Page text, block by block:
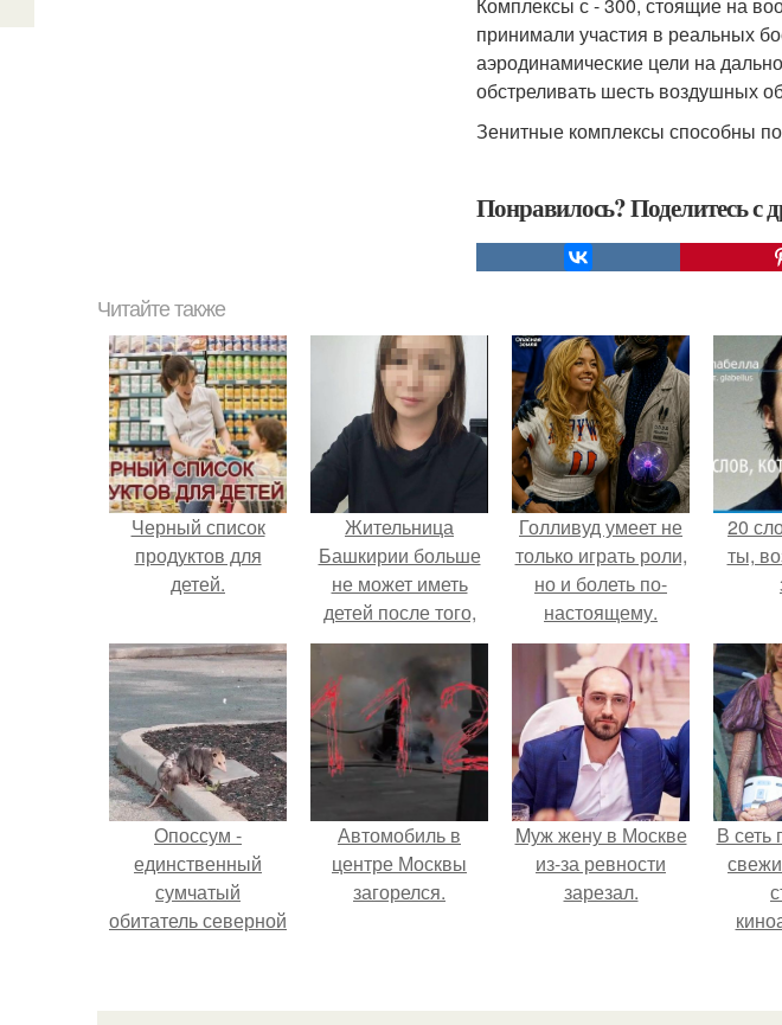
принимали участия в реальных
аэродинамические цели на
обстреливать шесть воздушных
Зенитные комплексы способны
Понравилось? Поделитесь с
Читайте также
Черный список
продуктов для
детей.
Жительница
Башкирии больше
не может иметь
детей после того,
как медики сделали
ей аборт на шестом
месяце
беременности и
оставили в матке
плаценту.
Голливуд умеет не
только играть роли,
но и болеть по-
настоящему.
20
ты,
Опоссум -
единственный
сумчатый
обитатель северной
Автомобиль в
центре Москвы
загорелся.
Mуж жену в Москве
из-за ревности
зарезал.
В сеть